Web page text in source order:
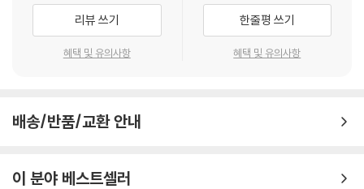
64 임대료 구하는 법
65 감정평가 원칙
66 물건별 평가방법
[해커스 감정평가사ㅣca.Hackers.com]
1. 본 교재 인강(할인쿠폰 수록)
리뷰 쓰기
혜택 및 유의사항
한줄평 쓰기
혜택 및 유의사항
배송/반품/교환 안내
이 분야 베스트셀러